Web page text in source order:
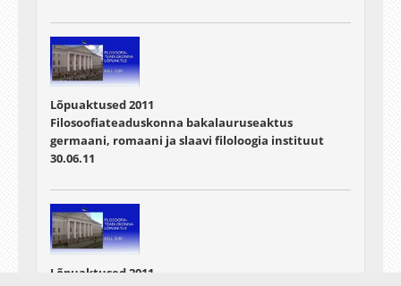
Lõpuaktused 2011
Filosoofiateaduskonna bakalauruseaktus
germaani, romaani ja slaavi filoloogia instituut
30.06.11
Lõpuaktused 2011